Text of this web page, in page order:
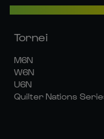
Tornei
M6N
W6N
U6N
Quilter Nations